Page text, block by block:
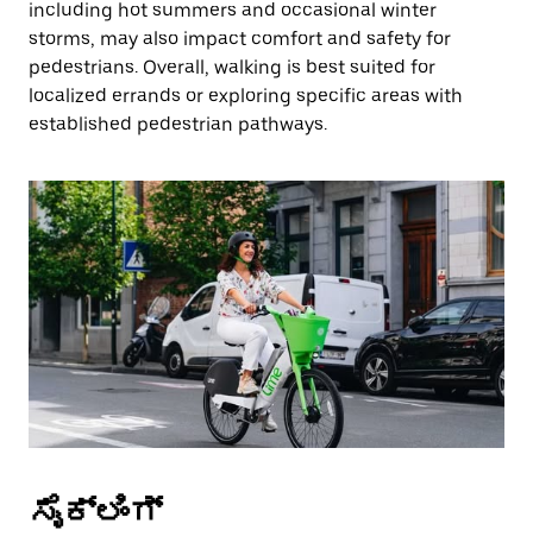
including hot summers and occasional winter
storms, may also impact comfort and safety for
pedestrians. Overall, walking is best suited for
localized errands or exploring specific areas with
established pedestrian pathways.
ಸೈಕ್ಲಿಂಗ್